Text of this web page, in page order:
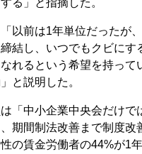
以前は1年単位だったが
結し、いつでもクビに
れるという希望を持っ
と説明した。
「中小企業中央会だけ
期間制法改善まで制度
の賃金労働者の44%が1